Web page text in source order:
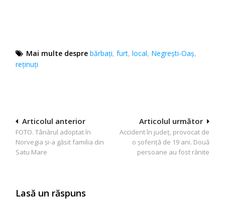
Mai multe despre bărbaţi,furt,local, Negrești-Oaș,
reţinuţi
Navigare
în
articole
Articolul următor
Accident în județ, provocat de
o șoferiță de 19 ani. Două
persoane au fost rănite
Articolul anterior
FOTO. Tânărul adoptat în
Norvegia și-a găsit familia din
Satu Mare
Lasă un răspuns